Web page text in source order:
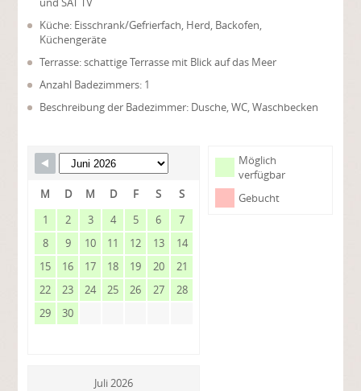
Küche: Eisschrank/Gefrierfach, Herd, Backofen,
Küchengeräte
Terrasse: schattige Terrasse mit Blick auf das Meer
Anzahl Badezimmers: 1
Beschreibung der Badezimmer: Dusche, WC, Waschbecken
Möglich
verfügbar
Gebucht
M D M D F S
S
1
2 3 4 5 6
7
8
9 10 11 12 13
14
15
16 17 18 19 20
21
22
23 24 25 26 27
28
29
30
Juli 2026